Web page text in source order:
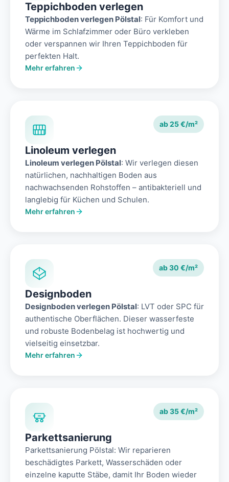
Teppichboden verlegen
Teppichboden verlegen Pölstal: Für Komfort und
Wärme im Schlafzimmer oder Büro verkleben
oder verspannen wir Ihren Teppichboden für
perfekten Halt.
Mehr erfahren
ab 25 €/m²
Linoleum verlegen
Linoleum verlegen Pölstal: Wir verlegen diesen
natürlichen, nachhaltigen Boden aus
nachwachsenden Rohstoffen – antibakteriell und
langlebig für Küchen und Schulen.
Mehr erfahren
ab 30 €/m²
Designboden
Designboden verlegen Pölstal: LVT oder SPC für
authentische Oberflächen. Dieser wasserfeste
und robuste Bodenbelag ist hochwertig und
vielseitig einsetzbar.
Mehr erfahren
ab 35 €/m²
Parkettsanierung
Parkettsanierung Pölstal: Wir reparieren
beschädigtes Parkett, Wasserschäden oder
einzelne kaputte Stäbe, damit Ihr Boden wieder